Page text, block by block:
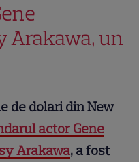
Arakawa, un
de dolari din New
actor Gene
Arakawa, a fost